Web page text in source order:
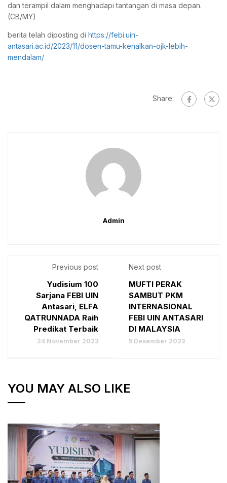
dan terampil dalam menghadapi tantangan di masa depan.
(CB/MY)
berita telah diposting di https://febi.uin-
antasari.ac.id/2023/11/dosen-tamu-kenalkan-ojk-lebih-
mendalam/
Share:
Admin
Previous post
Yudisium 100
Sarjana FEBI UIN
Antasari, ELFA
QATRUNNADA Raih
Predikat Terbaik
24 November 2023
Next post
MUFTI PERAK
SAMBUT PKM
INTERNASIONAL
FEBI UIN ANTASARI
DI MALAYSIA
5 Desember 2023
YOU MAY ALSO LIKE